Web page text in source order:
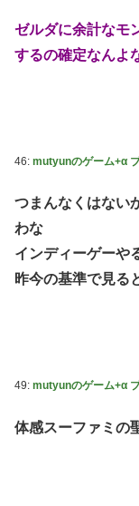
ゼルダに余計なモ
するの確定なんよ
46: mutyunのゲーム+α
つまんなくはない
わな
インディーゲーや
昨今の基準で見る
49: mutyunのゲーム+α
体感スーファミの